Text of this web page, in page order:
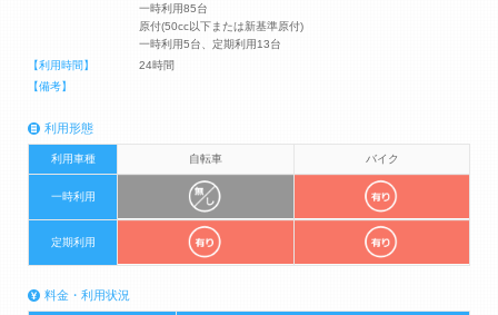
一時利用85台
原付(50cc以下または新基準原付)
一時利用5台、定期利用13台
【利用時間】
24時間
【備考】
利用形態
利用車種 自転車 バイク
一時利用
定期利用
料金・利用状況